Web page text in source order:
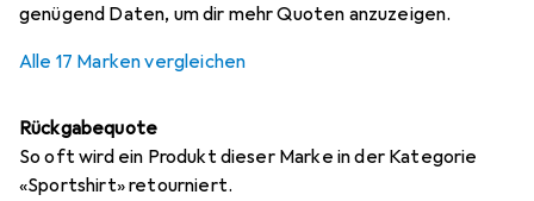
genügend Daten, um dir mehr Quoten anzuzeigen.
Alle 17 Marken vergleichen
Rückgabequote
So oft wird ein Produkt dieser Marke in der Kategorie
«Sportshirt» retourniert.